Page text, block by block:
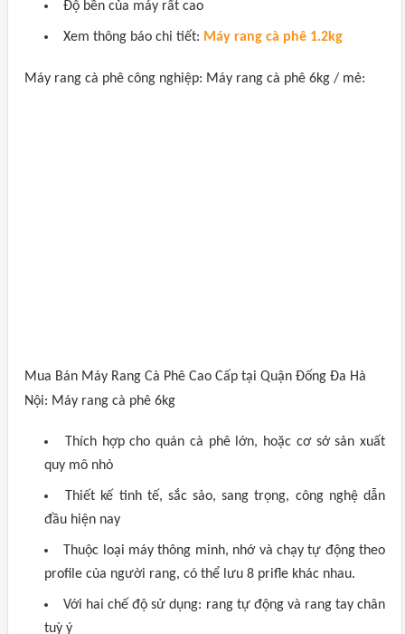
Độ bền của máy rất cao
Xem thông báo chi tiết: Máy rang cà phê 1.2kg
Máy rang cà phê công nghiệp: Máy rang cà phê 6kg / mẻ:
Mua Bán Máy Rang Cà Phê Cao Cấp tại Quận Đống Đa Hà
Nội: Máy rang cà phê 6kg
Thích hợp cho quán cà phê lớn, hoặc cơ sở sản xuất
quy mô nhỏ
Thiết kế tinh tế, sắc sảo, sang trọng, công nghệ dẫn
đầu hiện nay
Thuộc loại máy thông minh, nhớ và chạy tự động theo
profile của người rang, có thể lưu 8 prifle khác nhau.
Với hai chế độ sử dụng: rang tự động và rang tay chân
tuỳ ý